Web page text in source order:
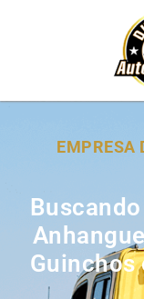
EMPRESA
Guinchos